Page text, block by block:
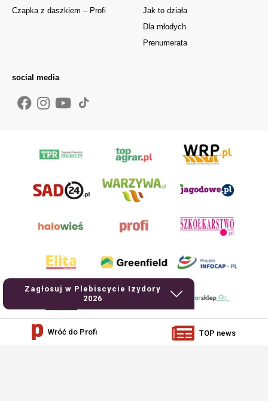
Zagłosuj w Plebiscycie Izydory
2026
Jak to działa
Dla młodych
Prenumerata
Czapka z daszkiem – Profi
social media
Wróć do Profi TOP news